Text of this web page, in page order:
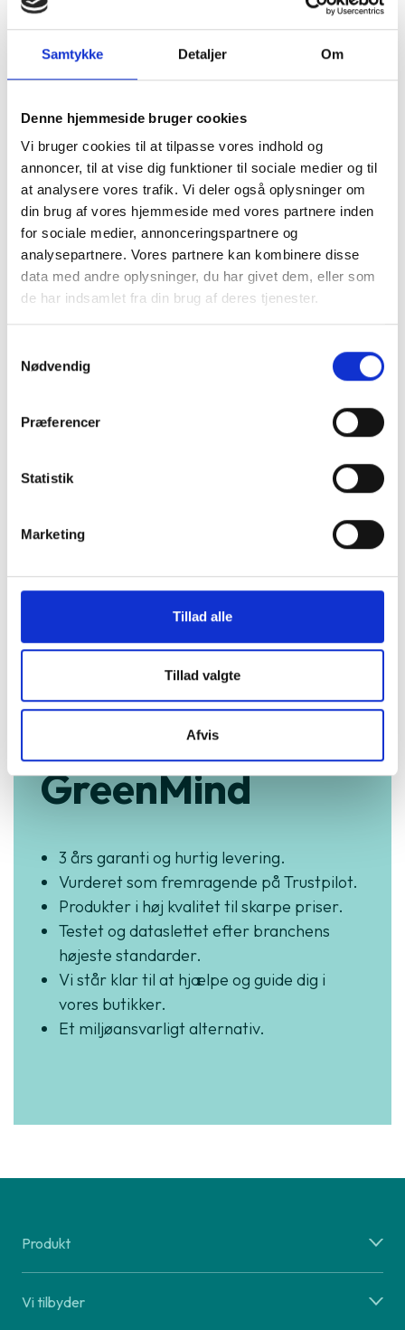
Samtykke Detaljer Om
Denne hjemmeside bruger cookies
Vi bruger cookies til at tilpasse vores indhold og
annoncer, til at vise dig funktioner til sociale medier og til
at analysere vores trafik. Vi deler også oplysninger om
din brug af vores hjemmeside med vores partnere inden
for sociale medier, annonceringspartnere og
analysepartnere. Vores partnere kan kombinere disse
data med andre oplysninger, du har givet dem, eller som
de har indsamlet fra din brug af deres tjenester.
Nødvendig
Præferencer
Statistik
Marketing
Tillad alle
Tillad valgte
Afvis
Montering (OBS.
skærmbeskyttelse IKKE
inkluderet!)
Pro/14/16e/17e
Køb trygt hos
GreenMind
3 års garanti og hurtig levering.
Vurderet som fremragende på Trustpilot.
Produkter i høj kvalitet til skarpe priser.
Testet og dataslettet efter branchens
højeste standarder.
Vi står klar til at hjælpe og guide dig i
vores butikker.
Et miljøansvarligt alternativ.
Produkt
Vi tilbyder